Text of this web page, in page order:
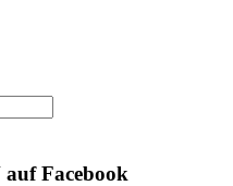
Facebook